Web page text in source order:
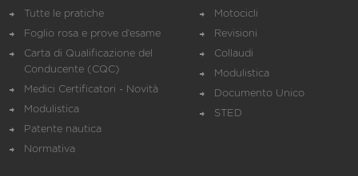
Tutte le pratiche
Foglio rosa e prove d’esame
Carta di Qualificazione del
Conducente (CQC)
Medici Certificatori - Novità
Modulistica
Patente nautica
Normativa
Motocicli
Revisioni
Collaudi
Modulistica
Documento Unico
STED